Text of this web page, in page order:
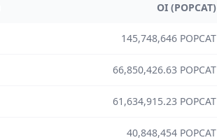
OI (POPCAT)
145,748,646 POPCAT
66,850,426.63 POPCAT
61,634,915.23 POPCAT
40,848,454 POPCAT